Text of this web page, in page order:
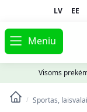
LV EE
Meniu
Visoms
/ Sportas,